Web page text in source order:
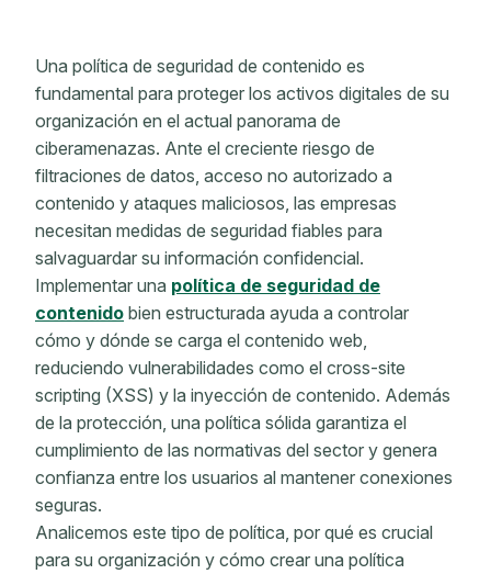
Una política de seguridad de contenido es
fundamental para proteger los activos digitales de su
organización en el actual panorama de
ciberamenazas. Ante el creciente riesgo de
filtraciones de datos, acceso no autorizado a
contenido y ataques maliciosos, las empresas
necesitan medidas de seguridad fiables para
salvaguardar su información confidencial.
Implementar una política de seguridad de
contenido bien estructurada ayuda a controlar
cómo y dónde se carga el contenido web,
reduciendo vulnerabilidades como el cross-site
scripting (XSS) y la inyección de contenido. Además
de la protección, una política sólida garantiza el
cumplimiento de las normativas del sector y genera
confianza entre los usuarios al mantener conexiones
seguras.
Analicemos este tipo de política, por qué es crucial
para su organización y cómo crear una política